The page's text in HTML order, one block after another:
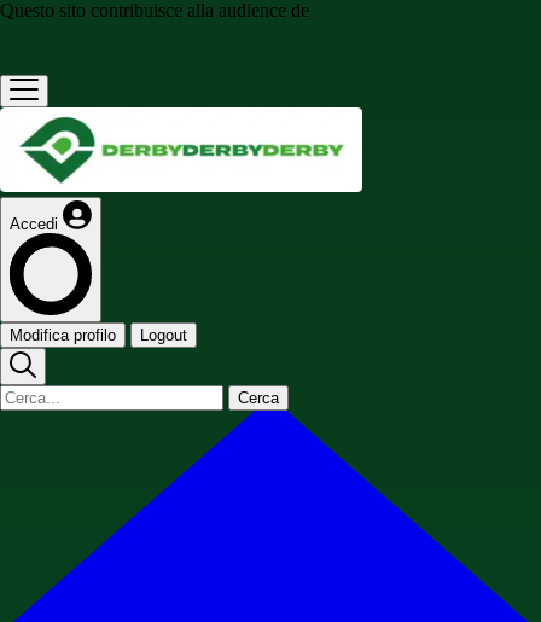
Questo sito contribuisce alla audience de
Accedi
Modifica profilo Logout
Cerca